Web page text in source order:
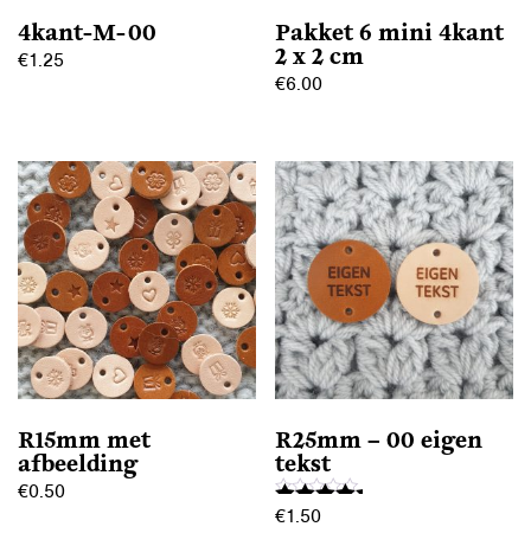
4kant-M-00
€1.25
meerdere
variaties.
Deze
optie
kan
gekozen
worden
op
productpagina
Pakket 6 mini 4kant
2 x 2 cm
€6.00
heeft
meerdere
variaties.
Deze
optie
kan
gekozen
worden
de
productpagina
R15mm met
afbeelding
€0.50
R25mm – 00 eigen
tekst
Gewaardeerd
€1.50